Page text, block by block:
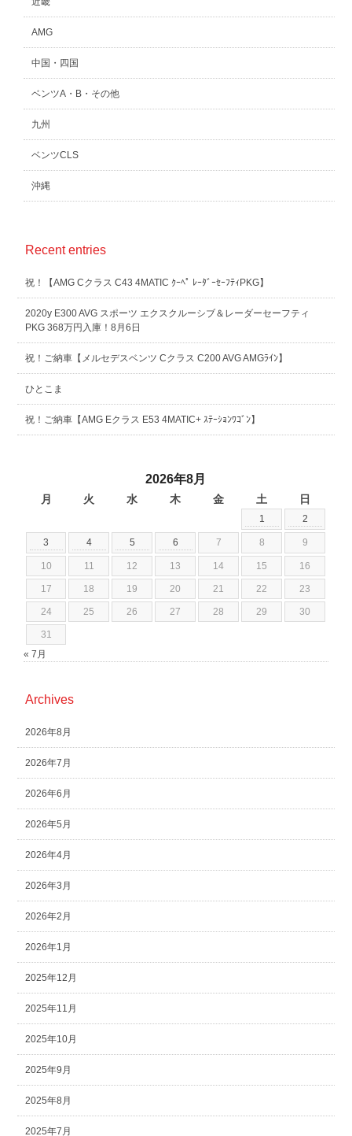
AMG
中国・四国
ベンツA・B・その他
九州
ベンツCLS
沖縄
Recent entries
祝！【AMG Cクラス C43 4MATIC ｸｰﾍﾟ ﾚｰﾀﾞｰｾｰﾌﾃｨPKG】
2020y E300 AVG スポーツ エクスクルーシブ＆レーダーセーフティ
PKG 368万円入庫！8月6日
祝！ご納車【メルセデスベンツ Cクラス C200 AVG AMGﾗｲﾝ】
ひとこま
祝！ご納車【AMG Eクラス E53 4MATIC+ ｽﾃｰｼｮﾝﾜｺﾞﾝ】
2026年8月
月 火 水 木 金 土 日
1 2
3 4 5 6 7 8 9
10 11 12 13 14 15 16
17 18 19 20 21 22 23
24 25 26 27 28 29 30
31
« 7月
Archives
2026年8月
2026年7月
2026年6月
2026年5月
2026年4月
2026年3月
2026年2月
2026年1月
2025年12月
2025年11月
2025年10月
2025年9月
2025年8月
2025年7月